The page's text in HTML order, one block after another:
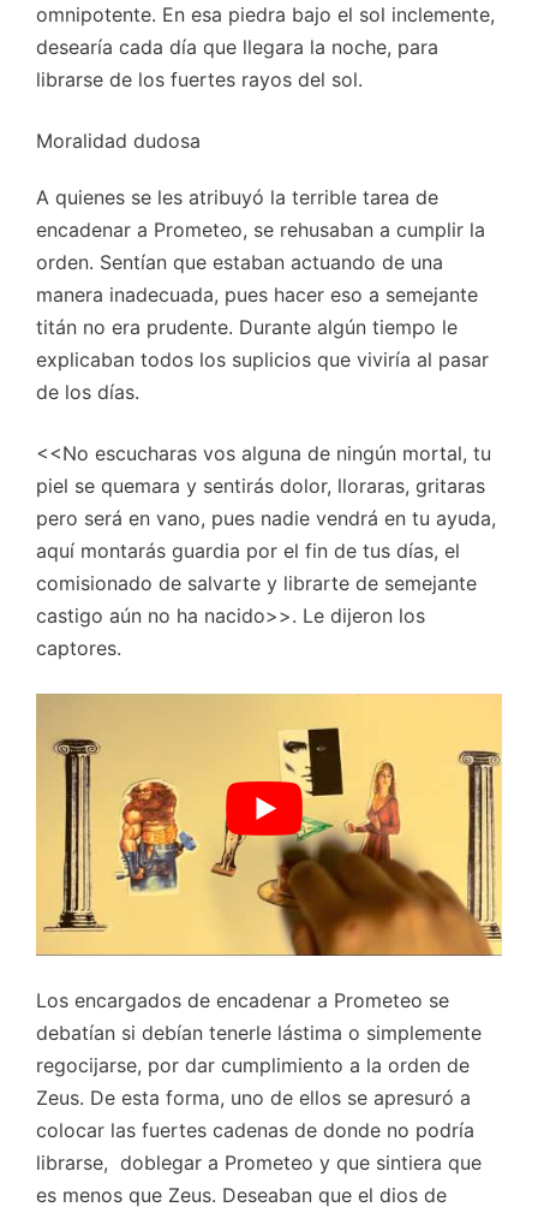
omnipotente. En esa piedra bajo el sol inclemente,
desearía cada día que llegara la noche, para
librarse de los fuertes rayos del sol.
Moralidad dudosa
A quienes se les atribuyó la terrible tarea de
encadenar a Prometeo, se rehusaban a cumplir la
orden. Sentían que estaban actuando de una
manera inadecuada, pues hacer eso a semejante
titán no era prudente. Durante algún tiempo le
explicaban todos los suplicios que viviría al pasar
de los días.
<<No escucharas vos alguna de ningún mortal, tu
piel se quemara y sentirás dolor, lloraras, gritaras
pero será en vano, pues nadie vendrá en tu ayuda,
aquí montarás guardia por el fin de tus días, el
comisionado de salvarte y librarte de semejante
castigo aún no ha nacido>>. Le dijeron los
captores.
Los encargados de encadenar a Prometeo se
debatían si debían tenerle lástima o simplemente
regocijarse, por dar cumplimiento a la orden de
Zeus. De esta forma, uno de ellos se apresuró a
colocar las fuertes cadenas de donde no podría
librarse, doblegar a Prometeo y que sintiera que
es menos que Zeus. Deseaban que el dios de